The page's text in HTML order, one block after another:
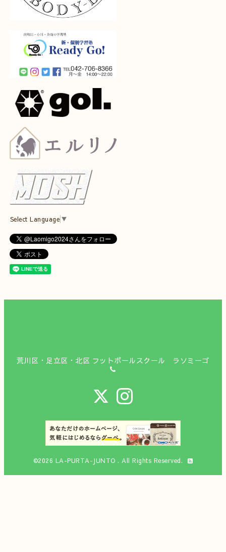
Select Language ▼
荒川区・足立区・北区 フットボールスクール ラソミーゴ
©2026 LA-PURTA-JUNTO. All Rights Reserved.